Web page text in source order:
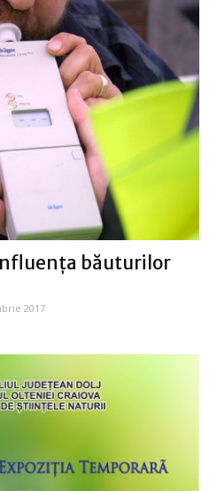
băuturilor
2017